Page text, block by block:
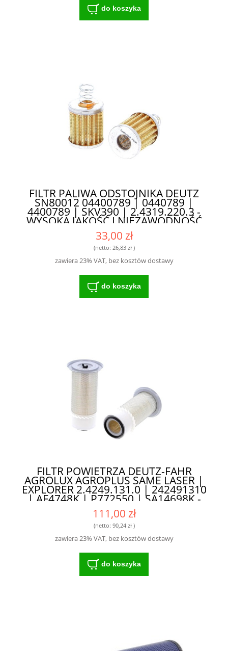
do koszyka
FILTR PALIWA ODSTOJNIKA DEUTZ
SN80012 04400789 | 0440789 |
4400789 | SKV390 | 2.4319.220.3 -
WYSOKA JAKOŚĆ I NIEZAWODNOŚĆ
33,00 zł
(netto: 26,83 zł)
zawiera 23% VAT, bez kosztów dostawy
do koszyka
FILTR POWIETRZA DEUTZ-FAHR
AGROLUX AGROPLUS SAME LASER |
EXPLORER 2.4249.131.0 | 242491310
| AF4748K | P772550 | SA14698K -
GWARANTOWANA SKUTECZNOŚĆ I
WYDAJNOŚĆ
111,00 zł
(netto: 90,24 zł)
zawiera 23% VAT, bez kosztów dostawy
do koszyka